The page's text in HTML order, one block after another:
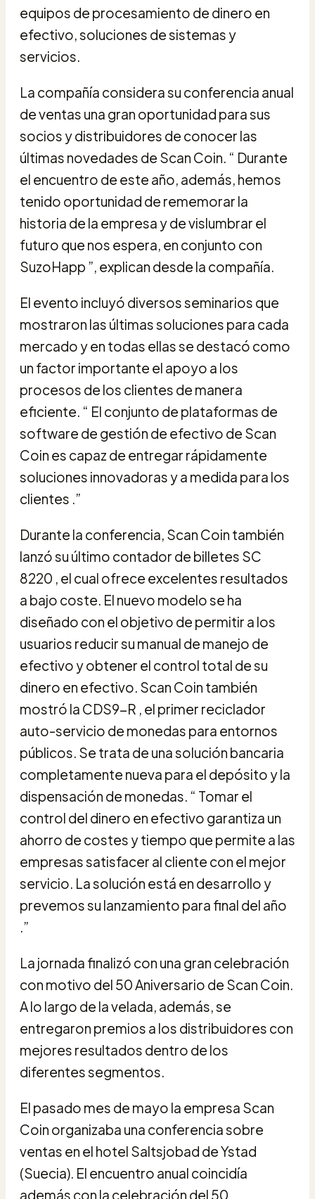
equipos de procesamiento de dinero en
efectivo, soluciones de sistemas y
servicios.
La compañía considera su conferencia anual
de ventas una gran oportunidad para sus
socios y distribuidores de conocer las
últimas novedades de Scan Coin. “ Durante
el encuentro de este año, además, hemos
tenido oportunidad de rememorar la
historia de la empresa y de vislumbrar el
futuro que nos espera, en conjunto con
SuzoHapp ”, explican desde la compañía.
El evento incluyó diversos seminarios que
mostraron las últimas soluciones para cada
mercado y en todas ellas se destacó como
un factor importante el apoyo a los
procesos de los clientes de manera
eficiente. “ El conjunto de plataformas de
software de gestión de efectivo de Scan
Coin es capaz de entregar rápidamente
soluciones innovadoras y a medida para los
clientes .”
Durante la conferencia, Scan Coin también
lanzó su último contador de billetes SC
8220 , el cual ofrece excelentes resultados
a bajo coste. El nuevo modelo se ha
diseñado con el objetivo de permitir a los
usuarios reducir su manual de manejo de
efectivo y obtener el control total de su
dinero en efectivo. Scan Coin también
mostró la CDS9-R , el primer reciclador
auto-servicio de monedas para entornos
públicos. Se trata de una solución bancaria
completamente nueva para el depósito y la
dispensación de monedas. “ Tomar el
control del dinero en efectivo garantiza un
ahorro de costes y tiempo que permite a las
empresas satisfacer al cliente con el mejor
servicio. La solución está en desarrollo y
prevemos su lanzamiento para final del año
.”
La jornada finalizó con una gran celebración
con motivo del 50 Aniversario de Scan Coin.
A lo largo de la velada, además, se
entregaron premios a los distribuidores con
mejores resultados dentro de los
diferentes segmentos.
El pasado mes de mayo la empresa Scan
Coin organizaba una conferencia sobre
ventas en el hotel Saltsjobad de Ystad
(Suecia). El encuentro anual coincidía
además con la celebración del 50